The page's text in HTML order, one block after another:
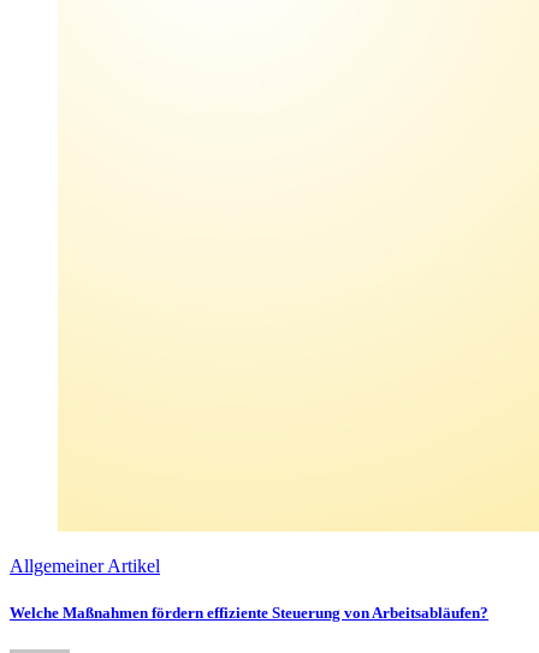
Allgemeiner Artikel
Welche Maßnahmen fördern effiziente Steuerung von Arbeitsabläufen?